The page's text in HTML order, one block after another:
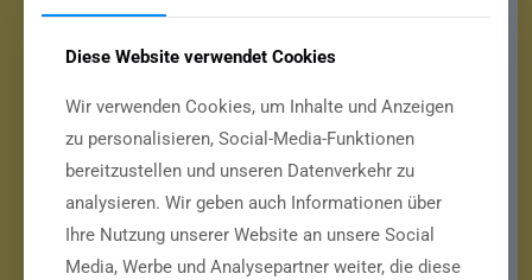
EMAIL*
Diese Website verwendet Cookies
Wir verwenden Cookies, um Inhalte und Anzeigen
zu personalisieren, Social-Media-Funktionen
bereitzustellen und unseren Datenverkehr zu
analysieren. Wir geben auch Informationen über
Ihre Nutzung unserer Website an unsere Social
Media, Werbe und Analysepartner weiter, die diese